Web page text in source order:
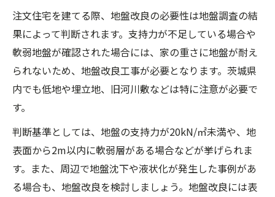
注文住宅を建てる際、地盤改良の必要性は地盤調査の結
果によって判断されます。支持力が不足している場合や
軟弱地盤が確認された場合には、家の重さに地盤が耐え
られないため、地盤改良工事が必要となります。茨城県
内でも低地や埋立地、旧河川敷などは特に注意が必要で
す。
判断基準としては、地盤の支持力が20kN/㎡未満や、地
表面から2m以内に軟弱層がある場合などが挙げられま
す。また、周辺で地盤沈下や液状化が発生した事例があ
る場合も、地盤改良を検討しましょう。地盤改良には表